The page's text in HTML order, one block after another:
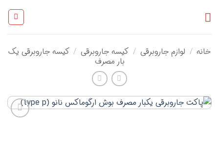
خانه / لوازم جاروبرقی / کیسه جاروبرقی / کیسه جاروبرقی یک
بار مصرف